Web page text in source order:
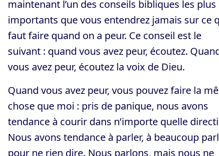
maintenant l’un des conseils bibliques les plus
importants que vous entendrez jamais sur ce
faut faire quand on a peur. Ce conseil est le
suivant : quand vous avez peur, écoutez.
vous avez peur, écoutez la voix de Dieu.
Quand vous avez peur, vous pouvez faire la
chose que moi : pris de panique, nous avons
tendance à courir dans n’importe quelle
Nous avons tendance à parler, à beaucoup
pour ne rien dire. Nous parlons, mais nous ne